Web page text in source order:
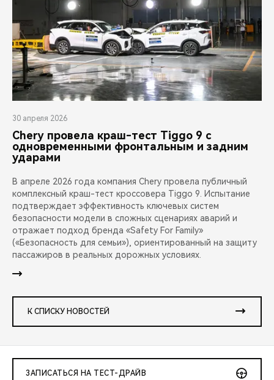
30 апреля 2026
Chery провела краш-тест Tiggo 9 с
одновременными фронтальным и задним
ударами
В апреле 2026 года компания Chery провела публичный
комплексный краш-тест кроссовера Tiggo 9. Испытание
подтверждает эффективность ключевых систем
безопасности модели в сложных сценариях аварий и
отражает подход бренда «Safety For Family»
(«Безопасность для семьи»), ориентированный на защиту
пассажиров в реальных дорожных условиях.
К СПИСКУ НОВОСТЕЙ
ЗАПИСАТЬСЯ НА ТЕСТ-ДРАЙВ